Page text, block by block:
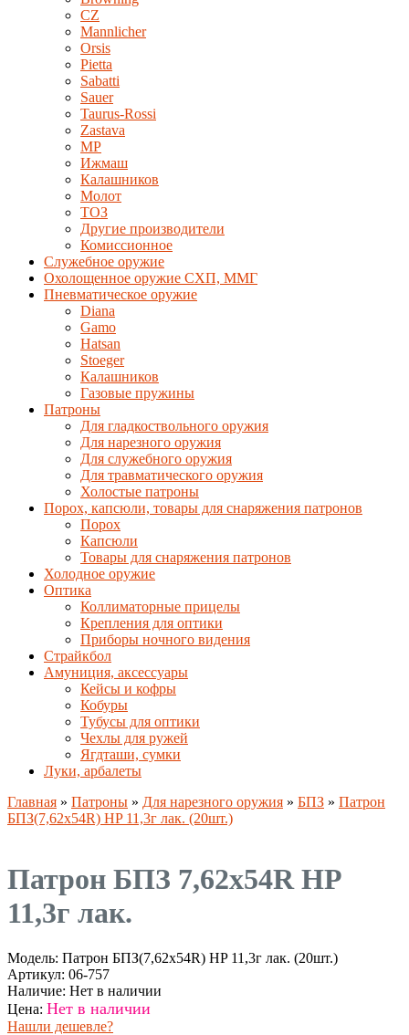
CZ
Mannlicher
Orsis
Pietta
Sabatti
Sauer
Taurus-Rossi
Zastava
MP
Ижмаш
Калашников
Молот
ТОЗ
Другие производители
Комиссионное
Служебное оружие
Охолощенное оружие СХП, ММГ
Пневматическое оружие
Diana
Gamo
Hatsan
Stoeger
Калашников
Газовые пружины
Патроны
Для гладкоствольного оружия
Для нарезного оружия
Для служебного оружия
Для травматического оружия
Холостые патроны
Порох, капсюли, товары для снаряжения патронов
Порох
Капсюли
Товары для снаряжения патронов
Холодное оружие
Оптика
Коллиматорные прицелы
Крепления для оптики
Приборы ночного видения
Страйкбол
Амуниция, аксессуары
Кейсы и кофры
Кобуры
Тубусы для оптики
Чехлы для ружей
Ягдташи, сумки
Луки, арбалеты
Главная » Патроны » Для нарезного оружия » БПЗ » Патрон
БПЗ(7,62х54R) HP 11,3г лак. (20шт.)
Патрон БПЗ 7,62х54R HP
11,3г лак.
Модель: Патрон БПЗ(7,62х54R) HP 11,3г лак. (20шт.)
Артикул: 06-757
Наличие: Нет в наличии
Цена: Нет в наличии
Нашли дешевле?